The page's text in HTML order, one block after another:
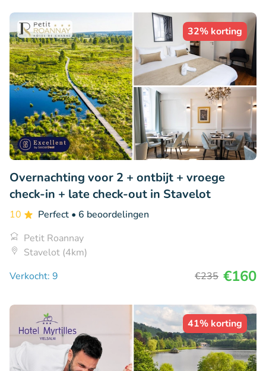
32% korting
Overnachting voor 2 + ontbijt + vroege
check-in + late check-out in Stavelot
10 Perfect • 6 beoordelingen
Petit Roannay
Stavelot (4km)
Verkocht: 9
€235 €160
41% korting